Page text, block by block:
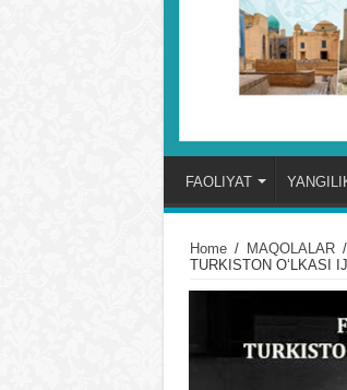
FAOLIYAT
Home / MAQOLALAR /
TURKISTON OʻLKASI